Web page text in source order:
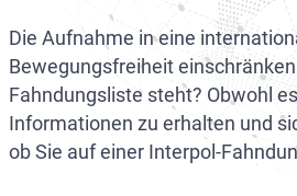
Die Aufnahme in eine
Bewegungsfreiheit
Fahndungsliste steht? Obwohl
Informationen zu erhalten und
ob Sie auf einer Interpol-